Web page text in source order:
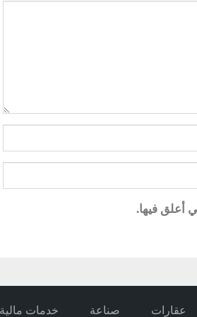
أعلق فيها.
عقارات صناعة خدمات مالية